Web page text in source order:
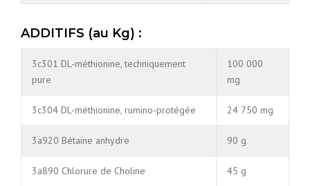
ADDITIFS (au Kg) :
3c301 DL-méthionine, techniquement
pure
100 000
mg
3c304 DL-méthionine, rumino-protégée 24 750 mg
3a920 Bétaïne anhydre 90 g
3a890 Chlorure de Choline 45 g